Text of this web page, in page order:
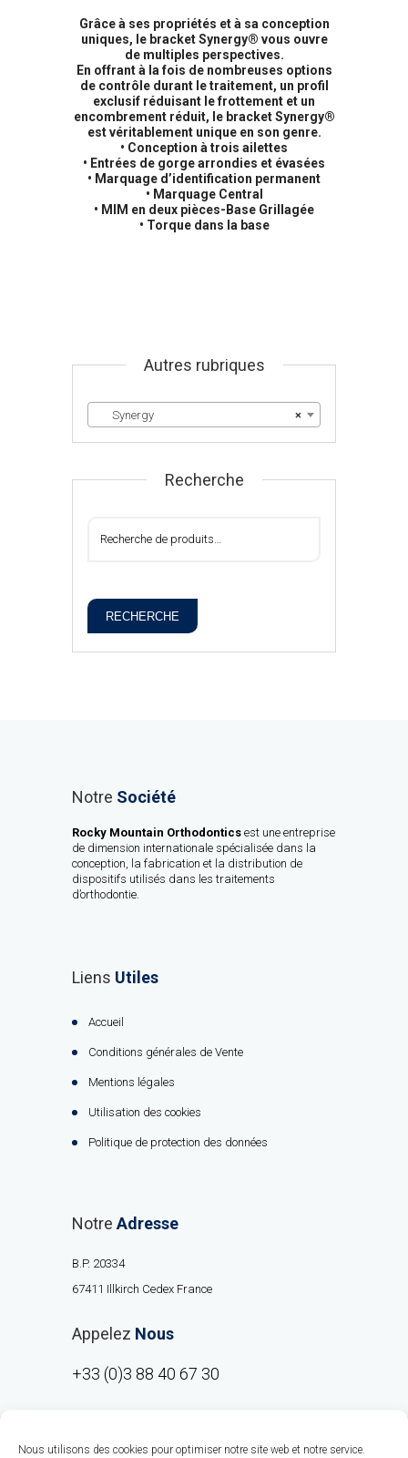
Nous utilisons des cookies pour optimiser notre site web et notre service.
Grâce à ses propriétés et à sa conception
uniques, le bracket Synergy® vous ouvre
de multiples perspectives.
En offrant à la fois de nombreuses options
de contrôle durant le traitement, un profil
exclusif réduisant le frottement et un
encombrement réduit, le bracket Synergy®
est véritablement unique en son genre.
• Conception à trois ailettes
• Entrées de gorge arrondies et évasées
• Marquage d’identification permanent
• Marquage Central
• MIM en deux pièces-Base Grillagée
• Torque dans la base
Autres rubriques
×
Synergy
Recherche
RECHERCHE
Notre Société
Rocky Mountain Orthodontics est une entreprise
de dimension internationale spécialisée dans la
conception, la fabrication et la distribution de
dispositifs utilisés dans les traitements
d’orthodontie.
Liens Utiles
Accueil
Conditions générales de Vente
Mentions légales
Utilisation des cookies
Politique de protection des données
Notre Adresse
B.P. 20334
67411 Illkirch Cedex France
Appelez Nous
+33 (0)3 88 40 67 30